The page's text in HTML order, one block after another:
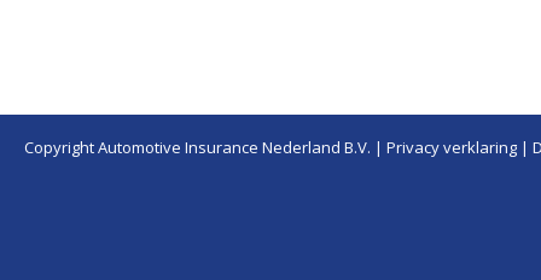
Copyright Automotive Insurance Nederland B.V. | Privacy verklaring |